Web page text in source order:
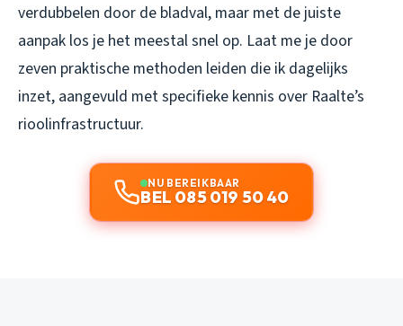
verdubbelen door de bladval, maar met de juiste
aanpak los je het meestal snel op. Laat me je door
zeven praktische methoden leiden die ik dagelijks
inzet, aangevuld met specifieke kennis over Raalte’s
rioolinfrastructuur.
NU BEREIKBAAR
BEL 085 019 50 40